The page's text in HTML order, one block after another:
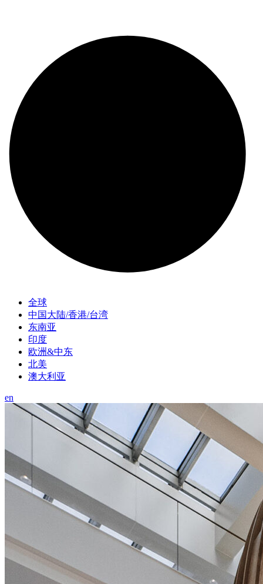
全球
中国大陆/香港/台湾
东南亚
印度
欧洲&中东
北美
澳大利亚
en